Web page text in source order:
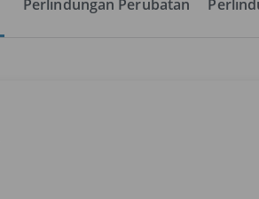
Perlindungan Perubatan